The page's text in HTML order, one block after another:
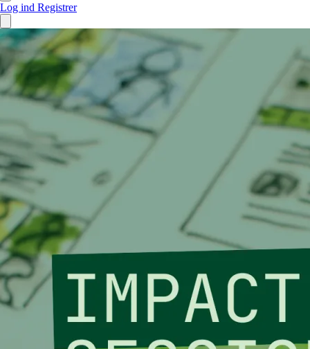
Log ind Registrer